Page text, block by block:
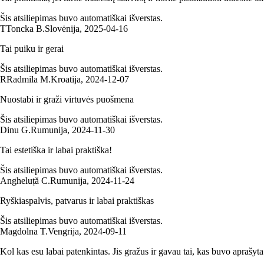
Šis atsiliepimas buvo automatiškai išverstas.
TToncka B.Slovėnija, 2025‑04‑16
Tai puiku ir gerai
Šis atsiliepimas buvo automatiškai išverstas.
RRadmila M.Kroatija, 2024‑12‑07
Nuostabi ir graži virtuvės puošmena
Šis atsiliepimas buvo automatiškai išverstas.
Dinu G.Rumunija, 2024‑11‑30
Tai estetiška ir labai praktiška!
Šis atsiliepimas buvo automatiškai išverstas.
Angheluță C.Rumunija, 2024‑11‑24
Ryškiaspalvis, patvarus ir labai praktiškas
Šis atsiliepimas buvo automatiškai išverstas.
Magdolna T.Vengrija, 2024‑09‑11
Kol kas esu labai patenkintas. Jis gražus ir gavau tai, kas buvo